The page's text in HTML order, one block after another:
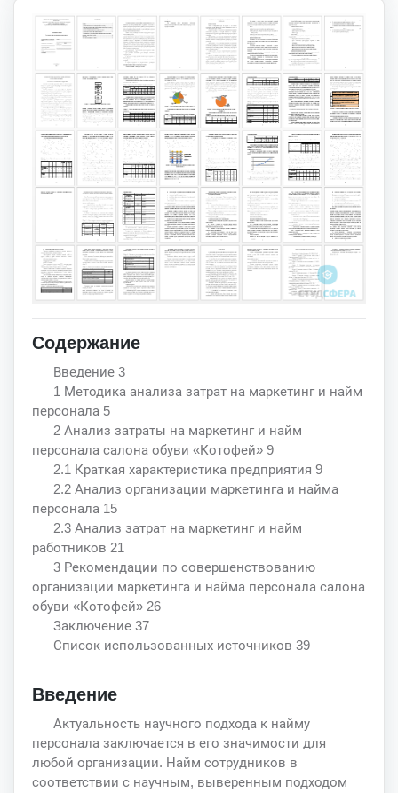
Содержание
Введение 3
1 Методика анализа затрат на маркетинг и найм
персонала 5
2 Анализ затраты на маркетинг и найм
персонала салона обуви «Котофей» 9
2.1 Краткая характеристика предприятия 9
2.2 Анализ организации маркетинга и найма
персонала 15
2.3 Анализ затрат на маркетинг и найм
работников 21
3 Рекомендации по совершенствованию
организации маркетинга и найма персонала салона
обуви «Котофей» 26
Заключение 37
Список использованных источников 39
Введение
Актуальность научного подхода к найму
персонала заключается в его значимости для
любой организации. Найм сотрудников в
соответствии с научным, выверенным подходом